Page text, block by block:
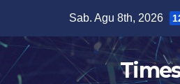
content
Sab. Agu 8th, 2026